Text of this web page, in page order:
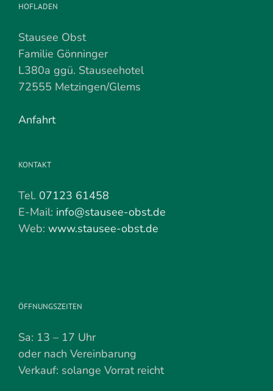
HOFLADEN
Stausee Obst
Familie Gönninger
L380a ggü. Stauseehotel
72555 Metzingen/Glems
Anfahrt
KONTAKT
Tel. 07123 61458
E-Mail: info@stausee-obst.de
Web: www.stausee-obst.de
ÖFFNUNGSZEITEN
Sa: 13 – 17 Uhr
oder nach Vereinbarung
Verkauf: solange Vorrat reicht